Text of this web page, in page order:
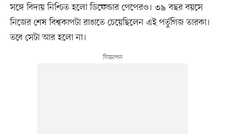
সঙ্গে বিদায় নিশ্চিত হলো ডিফেন্ডার পেপেরও। ৩৯ বছর বয়সে
নিজের শেষ বিশ্বকাপটা রাঙাতে চেয়েছিলেন এই পর্তুগিজ তারকা।
তবে সেটা আর হলো না।